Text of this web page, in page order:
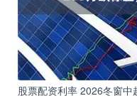
股票配资利率 2026冬窗